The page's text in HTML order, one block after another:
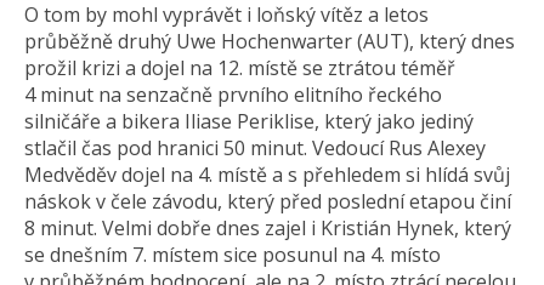
O tom by mohl vyprávět i loňský vítěz a letos
průběžně druhý Uwe Hochenwarter (AUT), který dnes
prožil krizi a dojel na 12. místě se ztrátou téměř
4 minut na senzačně prvního elitního řeckého
silničáře a bikera Iliase Periklise, který jako jediný
stlačil čas pod hranici 50 minut. Vedoucí Rus Alexey
Medvěděv dojel na 4. místě a s přehledem si hlídá svůj
náskok v čele závodu, který před poslední etapou činí
8 minut. Velmi dobře dnes zajel i Kristián Hynek, který
se dnešním 7. místem sice posunul na 4. místo